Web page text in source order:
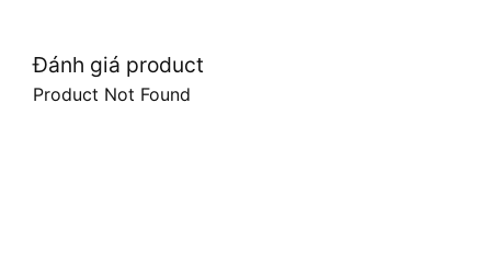
Đánh giá product
Product Not Found